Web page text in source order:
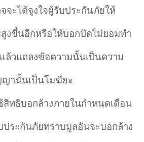
จะได้จูงใจผู้รับประกันภัยให้
สูงขึ้นอีกหรือให้บอกปัดไม่ยอมทำ
ล้วแถลงข้อความนั้นเป็นความ
ญานั้นเป็นโมฆียะ
สิทธิบอกล้างภายในกำหนดเดือน
ระกันภัยทราบมูลอันจะบอกล้าง